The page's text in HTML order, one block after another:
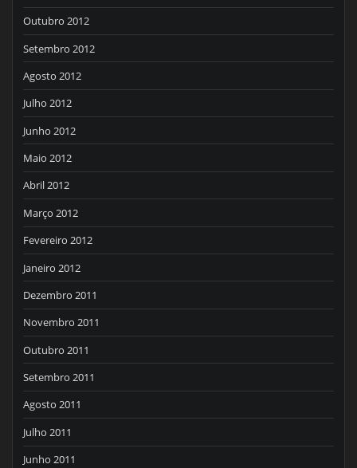
Outubro 2012
Setembro 2012
Agosto 2012
Julho 2012
Junho 2012
Maio 2012
Abril 2012
Março 2012
Fevereiro 2012
Janeiro 2012
Dezembro 2011
Novembro 2011
Outubro 2011
Setembro 2011
Agosto 2011
Julho 2011
Junho 2011